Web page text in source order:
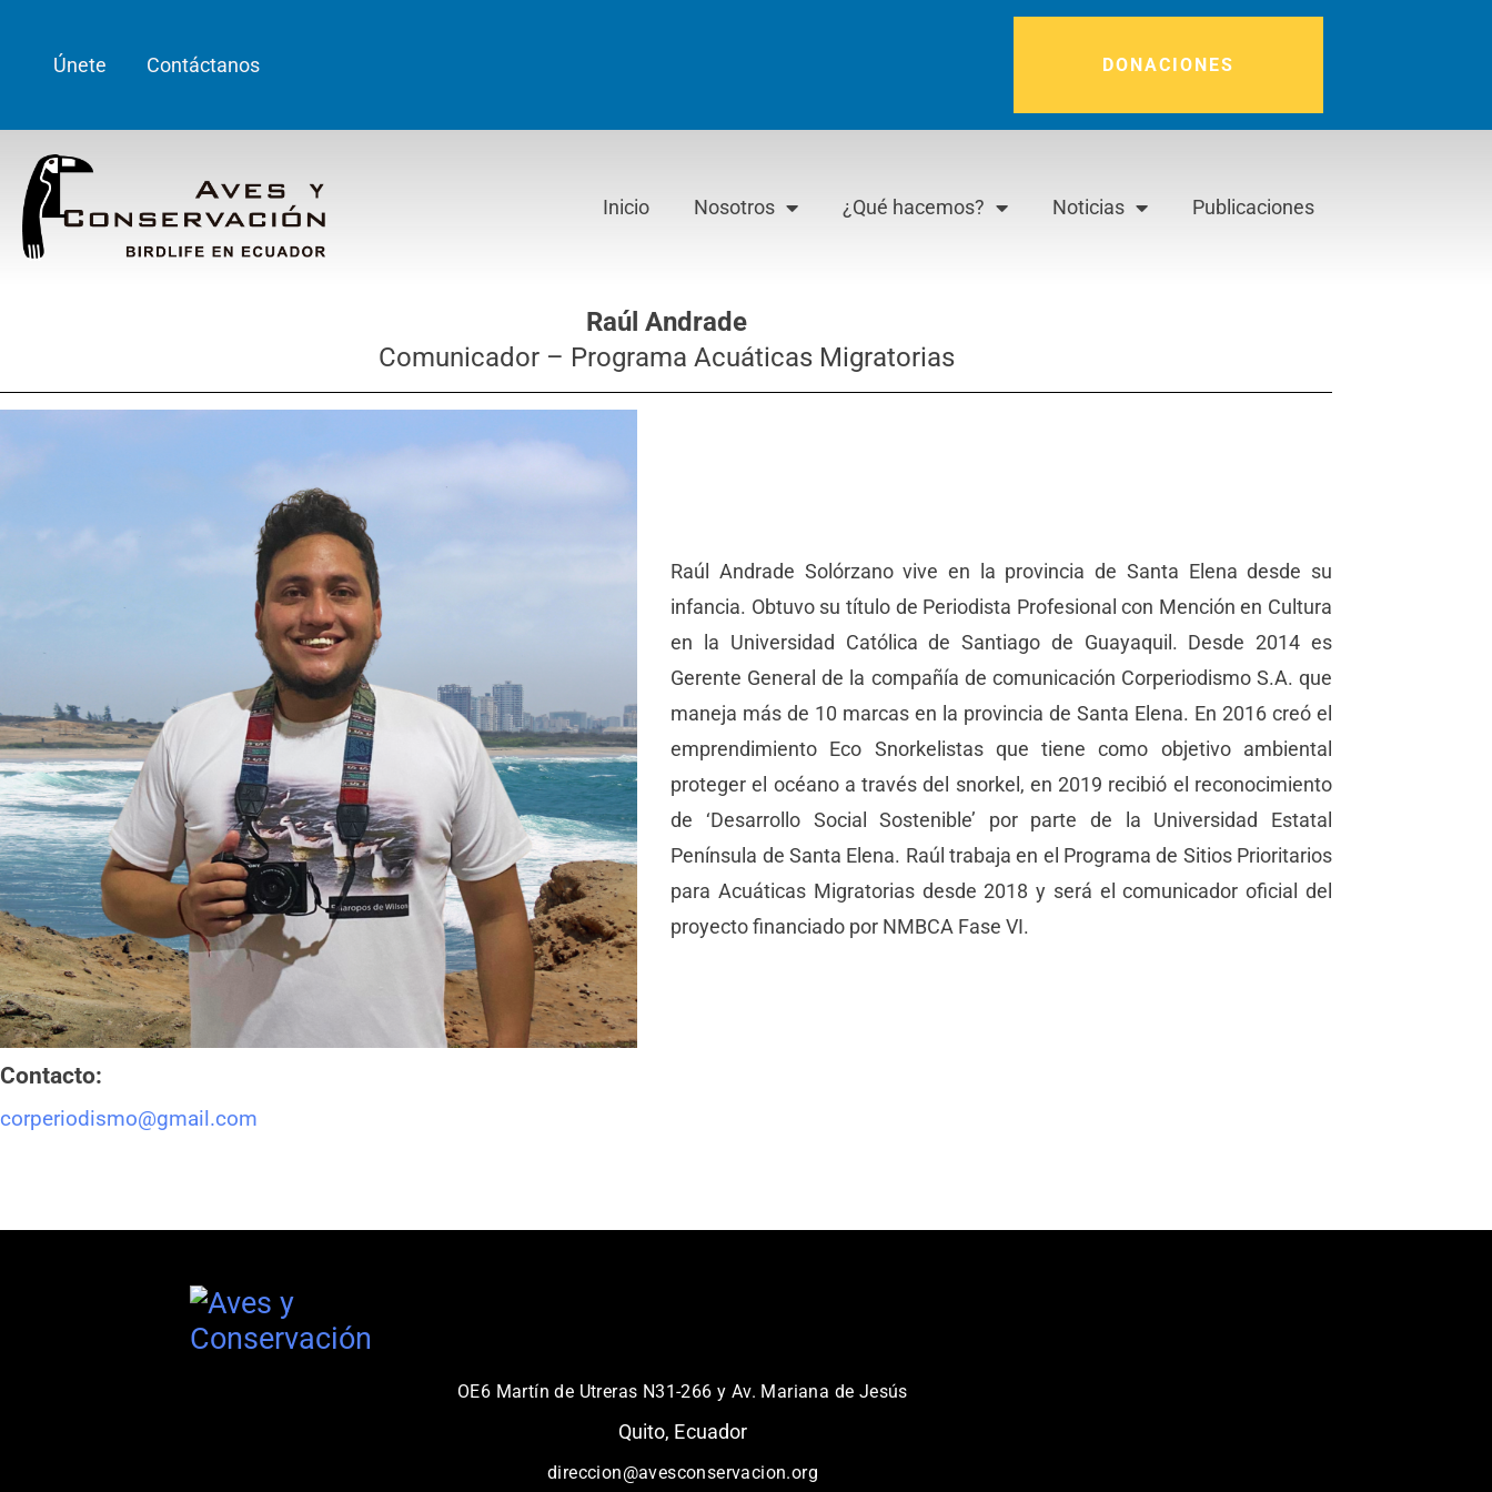
Únete Contáctanos DONACIONES
Inicio Nosotros ¿Qué hacemos? Noticias Publicaciones
¿Qué Hacemos?
Noticias
Publicaciones
Raúl Andrade
Comunicador – Programa Acuáticas Migratorias
Contacto:
corperiodismo@gmail.com
Raúl Andrade Solórzano vive en la provincia de Santa Elena desde su
infancia. Obtuvo su título de Periodista Profesional con Mención en Cultura
en la Universidad Católica de Santiago de Guayaquil. Desde 2014 es
Gerente General de la compañía de comunicación Corperiodismo S.A. que
maneja más de 10 marcas en la provincia de Santa Elena. En 2016 creó el
emprendimiento Eco Snorkelistas que tiene como objetivo ambiental
proteger el océano a través del snorkel, en 2019 recibió el reconocimiento
de ‘Desarrollo Social Sostenible’ por parte de la Universidad Estatal
Península de Santa Elena. Raúl trabaja en el Programa de Sitios Prioritarios
para Acuáticas Migratorias desde 2018 y será el comunicador oficial del
proyecto financiado por NMBCA Fase VI.
OE6 Martín de Utreras N31-266 y Av. Mariana de Jesús
Quito, Ecuador
direccion@avesconservacion.org